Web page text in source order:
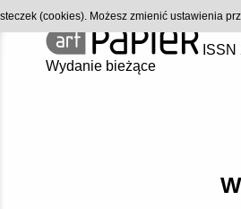
Wydanie bieżące
(cookies). Możesz zmienić ustawienia